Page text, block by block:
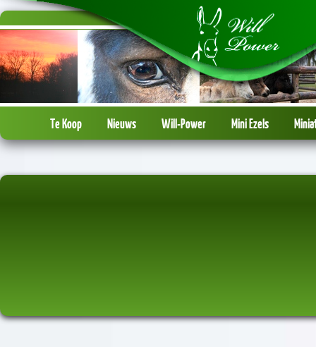
Te Koop Nieuws Will-Power Mini Ezels